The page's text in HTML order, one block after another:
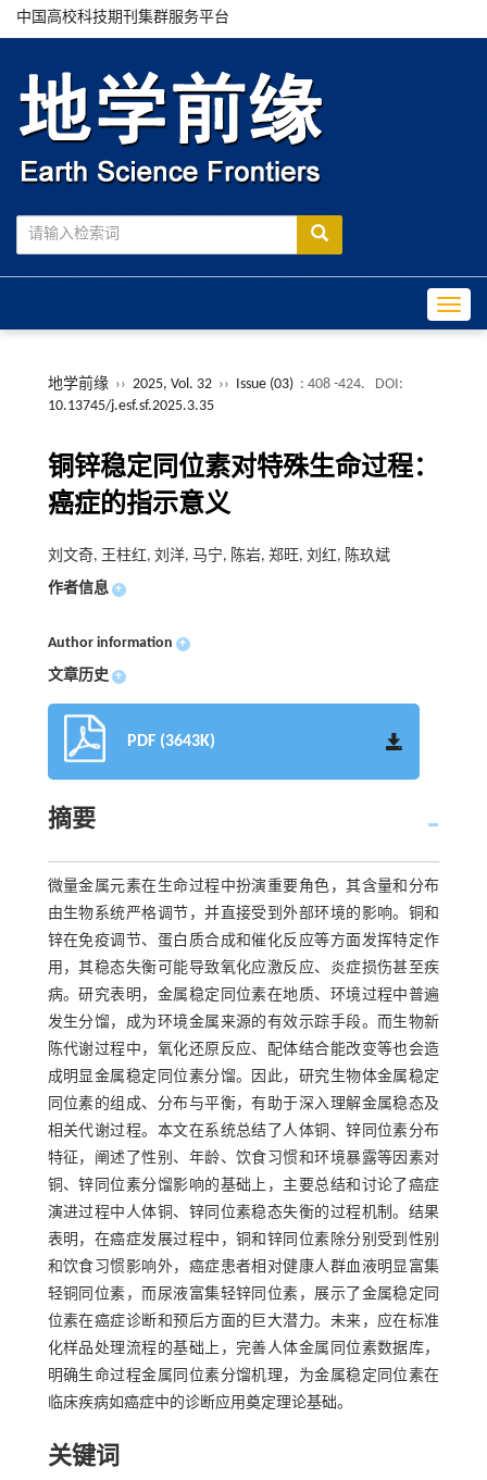
中国高校科技期刊集群服务平台
地学前缘 ›› 2025, Vol. 32 ›› Issue (03) : 408 -424.
DOI:
10.13745/j.esf.sf.2025.3.35
铜锌稳定同位素对特殊生命过程：
癌症的指示意义
刘文奇, 王柱红, 刘洋, 马宁, 陈岩, 郑旺, 刘红, 陈玖斌
作者信息 +
Author information +
文章历史 +
PDF (3643K)
摘要
微量金属元素在生命过程中扮演重要角色，其含量和分布
由生物系统严格调节，并直接受到外部环境的影响。铜和
锌在免疫调节、蛋白质合成和催化反应等方面发挥特定作
用，其稳态失衡可能导致氧化应激反应、炎症损伤甚至疾
病。研究表明，金属稳定同位素在地质、环境过程中普遍
发生分馏，成为环境金属来源的有效示踪手段。而生物新
陈代谢过程中，氧化还原反应、配体结合能改变等也会造
成明显金属稳定同位素分馏。因此，研究生物体金属稳定
同位素的组成、分布与平衡，有助于深入理解金属稳态及
相关代谢过程。本文在系统总结了人体铜、锌同位素分布
特征，阐述了性别、年龄、饮食习惯和环境暴露等因素对
铜、锌同位素分馏影响的基础上，主要总结和讨论了癌症
演进过程中人体铜、锌同位素稳态失衡的过程机制。结果
表明，在癌症发展过程中，铜和锌同位素除分别受到性别
和饮食习惯影响外，癌症患者相对健康人群血液明显富集
轻铜同位素，而尿液富集轻锌同位素，展示了金属稳定同
位素在癌症诊断和预后方面的巨大潜力。未来，应在标准
化样品处理流程的基础上，完善人体金属同位素数据库，
明确生命过程金属同位素分馏机理，为金属稳定同位素在
临床疾病如癌症中的诊断应用奠定理论基础。
关键词